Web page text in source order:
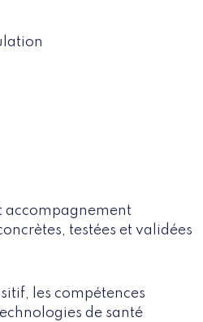
accompagnement
testées et validées
les compétences
de santé